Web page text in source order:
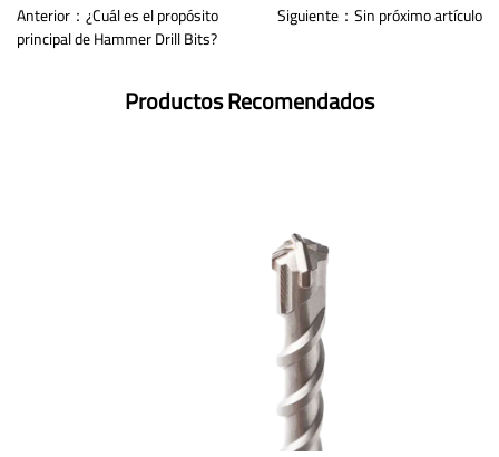
Anterior：¿Cuál es el propósito
principal de Hammer Drill Bits?
Siguiente：Sin próximo artículo
Productos Recomendados